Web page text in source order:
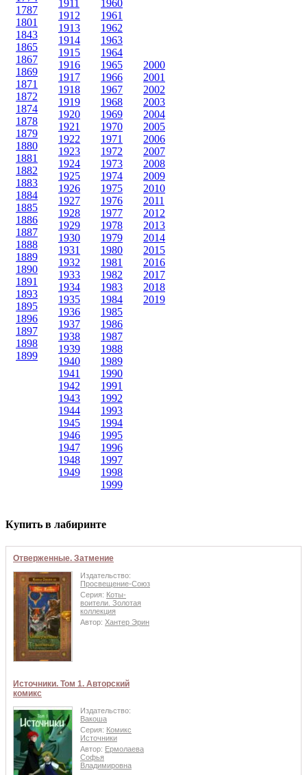
1787
1801
1843
1865
1867
1869
1871
1872
1874
1878
1879
1880
1881
1882
1883
1884
1885
1886
1887
1888
1889
1890
1891
1893
1895
1896
1897
1898
1899
1911
1912
1913
1914
1915
1916
1917
1918
1919
1920
1921
1922
1923
1924
1925
1926
1927
1928
1929
1930
1931
1932
1933
1934
1935
1936
1937
1938
1939
1940
1941
1942
1943
1944
1945
1946
1947
1948
1949
1960
1961
1962
1963
1964
1965
1966
1967
1968
1969
1970
1971
1972
1973
1974
1975
1976
1977
1978
1979
1980
1981
1982
1983
1984
1985
1986
1987
1988
1989
1990
1991
1992
1993
1994
1995
1996
1997
1998
1999
2000
2001
2002
2003
2004
2005
2006
2007
2008
2009
2010
2011
2012
2013
2014
2015
2016
2017
2018
2019
Купить в лабиринте
Отверженные. Затмение
Издательство:
Просвещение-Союз
Серия: Коты-
воители. Золотая
коллекция
Автор: Хантер Эрин
Источники. Том 1. Авторский
комикс
Издательство:
Вакоша
Серия: Комикс
Источники
Автор: Ермолаева
Софья
Владимировна